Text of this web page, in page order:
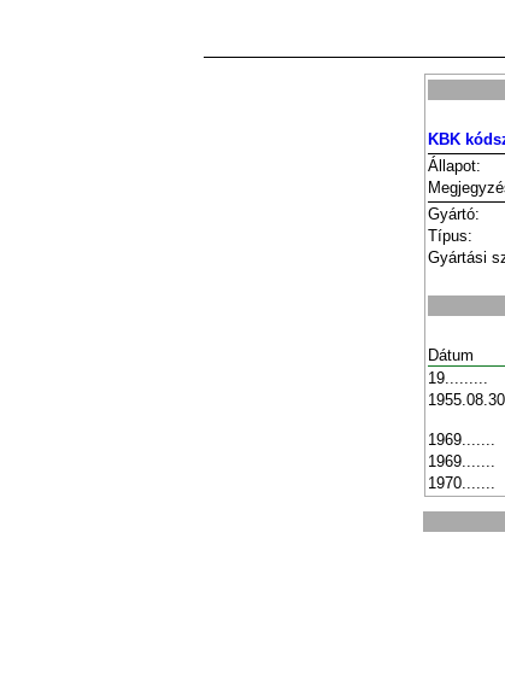
KBK
Állapot:
Gyártó:
Típus:
Gyártási
Dátum
19.........
1955.08.30
1969.......
1969.......
1970.......